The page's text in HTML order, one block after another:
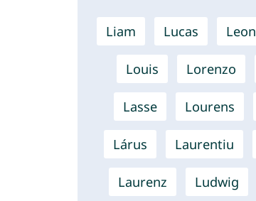
Liam Lucas Leon
Louis Lorenzo
Lasse Lourens
Lárus Laurentiu
Laurenz Ludwig